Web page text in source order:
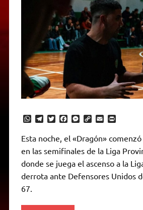
W
t
s
p
p
T
e
g
a
m
T
t
t
e
r
F
c
e
b
o
k
M
s
s
e
n
g
e
C
p
y
L
n
k
E
i
l
P
n
t
r
i
Esta noche, el «Dragón»
en las semifinales de la Liga
donde se juega el ascenso a la
derrota ante Defensores Unidos
67.